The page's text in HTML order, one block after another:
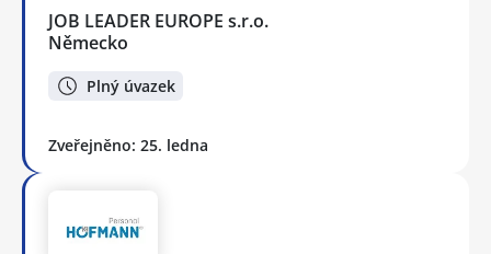
JOB LEADER EUROPE s.r.o.
Německo
Plný úvazek
Zveřejněno: 25. ledna